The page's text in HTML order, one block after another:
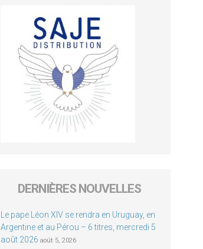
DERNIÈRES NOUVELLES
Le pape Léon XIV se rendra en Uruguay, en
Argentine et au Pérou – 6 titres, mercredi 5
août 2026 août 5, 2026